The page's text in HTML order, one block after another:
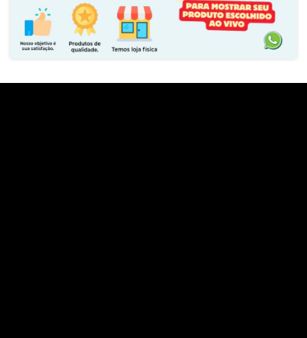
SENSOR
Impressão Digital - Proximidade - Sensor de Luz Ambiente -
Acelerômetro - Giroscópio - Bússola Eletrônica